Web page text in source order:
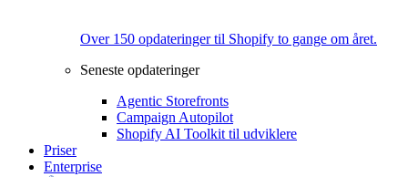
Over 150 opdateringer til Shopify to gange om året.
Seneste opdateringer
Agentic Storefronts
Campaign Autopilot
Shopify AI Toolkit til udviklere
Priser
Enterprise